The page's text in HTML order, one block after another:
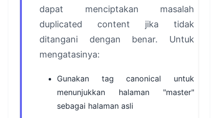
dapat menciptakan masalah
duplicated content jika tidak
ditangani dengan benar. Untuk
mengatasinya:
Gunakan tag canonical untuk
menunjukkan halaman "master"
sebagai halaman asli